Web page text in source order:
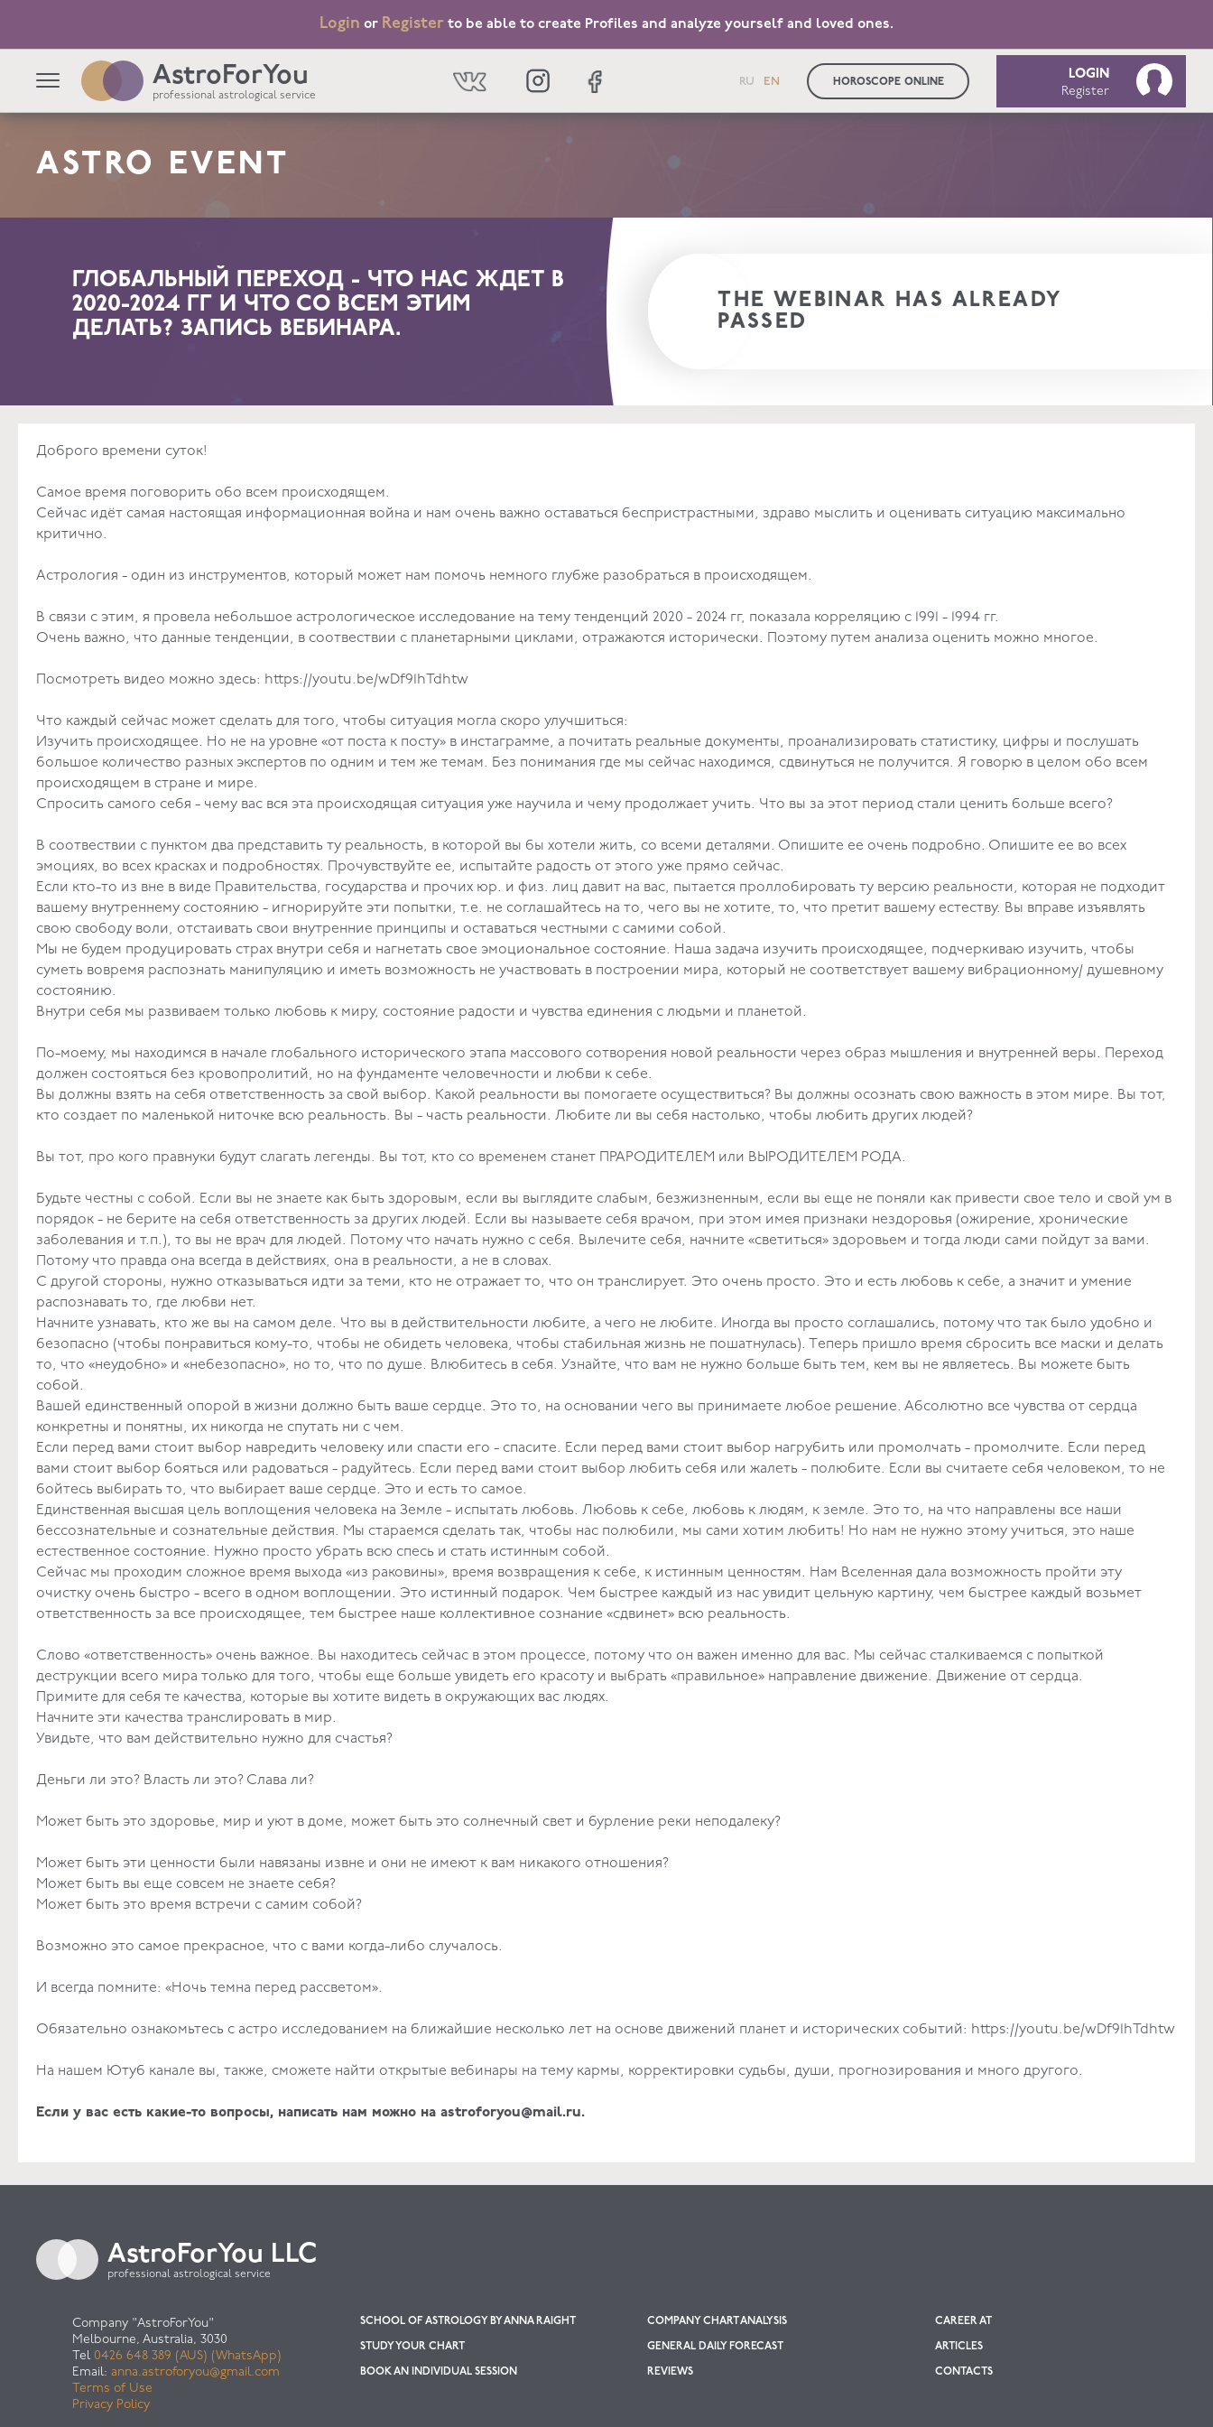
AstroForYou
professional astrological service
RU EN HOROSCOPE ONLINE
LOGIN
Register
Login or Register to be able to create Profiles and analyze yourself and loved ones.
ASTRO EVENT
ГЛОБАЛЬНЫЙ ПЕРЕХОД - ЧТО НАС ЖДЕТ В
2020-2024 ГГ И ЧТО СО ВСЕМ ЭТИМ
ДЕЛАТЬ? ЗАПИСЬ ВЕБИНАРА.
THE WEBINAR HAS ALREADY
PASSED
Доброго времени суток!
Самое время поговорить обо всем происходящем.
Сейчас идёт самая настоящая информационная война и нам очень важно оставаться беспристрастными, здраво мыслить и оценивать ситуацию максимально
критично.
Астрология - один из инструментов, который может нам помочь немного глубже разобраться в происходящем.
В связи с этим, я провела небольшое астрологическое исследование на тему тенденций 2020 - 2024 гг, показала корреляцию с 1991 - 1994 гг.
Очень важно, что данные тенденции, в соотвествии с планетарными циклами, отражаются исторически. Поэтому путем анализа оценить можно многое.
Посмотреть видео можно здесь: https://youtu.be/wDf91hTdhtw
Что каждый сейчас может сделать для того, чтобы ситуация могла скоро улучшиться:
Изучить происходящее. Но не на уровне «от поста к посту» в инстаграмме, а почитать реальные документы, проанализировать статистику, цифры и послушать
большое количество разных экспертов по одним и тем же темам. Без понимания где мы сейчас находимся, сдвинуться не получится. Я говорю в целом обо всем
происходящем в стране и мире.
Спросить самого себя - чему вас вся эта происходящая ситуация уже научила и чему продолжает учить. Что вы за этот период стали ценить больше всего?
В соотвествии с пунктом два представить ту реальность, в которой вы бы хотели жить, со всеми деталями. Опишите ее очень подробно. Опишите ее во всех
эмоциях, во всех красках и подробностях. Прочувствуйте ее, испытайте радость от этого уже прямо сейчас.
Если кто-то из вне в виде Правительства, государства и прочих юр. и физ. лиц давит на вас, пытается проллобировать ту версию реальности, которая не подходит
вашему внутреннему состоянию - игнорируйте эти попытки, т.е. не соглашайтесь на то, чего вы не хотите, то, что претит вашему естеству. Вы вправе изъявлять
свою свободу воли, отстаивать свои внутренние принципы и оставаться честными с самими собой.
Мы не будем продуцировать страх внутри себя и нагнетать свое эмоциональное состояние. Наша задача изучить происходящее, подчеркиваю изучить, чтобы
суметь вовремя распознать манипуляцию и иметь возможность не участвовать в построении мира, который не соответствует вашему вибрационному/ душевному
состоянию.
Внутри себя мы развиваем только любовь к миру, состояние радости и чувства единения с людьми и планетой.
По-моему, мы находимся в начале глобального исторического этапа массового сотворения новой реальности через образ мышления и внутренней веры. Переход
должен состояться без кровопролитий, но на фундаменте человечности и любви к себе.
Вы должны взять на себя ответственность за свой выбор. Какой реальности вы помогаете осуществиться? Вы должны осознать свою важность в этом мире. Вы тот,
кто создает по маленькой ниточке всю реальность. Вы - часть реальности. Любите ли вы себя настолько, чтобы любить других людей?
Вы тот, про кого правнуки будут слагать легенды. Вы тот, кто со временем станет ПРАРОДИТЕЛЕМ или ВЫРОДИТЕЛЕМ РОДА.
Будьте честны с собой. Если вы не знаете как быть здоровым, если вы выглядите слабым, безжизненным, если вы еще не поняли как привести свое тело и свой ум в
порядок - не берите на себя ответственность за других людей. Если вы называете себя врачом, при этом имея признаки нездоровья (ожирение, хронические
заболевания и т.п.), то вы не врач для людей. Потому что начать нужно с себя. Вылечите себя, начните «светиться» здоровьем и тогда люди сами пойдут за вами.
Потому что правда она всегда в действиях, она в реальности, а не в словах.
С другой стороны, нужно отказываться идти за теми, кто не отражает то, что он транслирует. Это очень просто. Это и есть любовь к себе, а значит и умение
распознавать то, где любви нет.
Начните узнавать, кто же вы на самом деле. Что вы в действительности любите, а чего не любите. Иногда вы просто соглашались, потому что так было удобно и
безопасно (чтобы понравиться кому-то, чтобы не обидеть человека, чтобы стабильная жизнь не пошатнулась). Теперь пришло время сбросить все маски и делать
то, что «неудобно» и «небезопасно», но то, что по душе. Влюбитесь в себя. Узнайте, что вам не нужно больше быть тем, кем вы не являетесь. Вы можете быть
собой.
Вашей единственный опорой в жизни должно быть ваше сердце. Это то, на основании чего вы принимаете любое решение. Абсолютно все чувства от сердца
конкретны и понятны, их никогда не спутать ни с чем.
Если перед вами стоит выбор навредить человеку или спасти его - спасите. Если перед вами стоит выбор нагрубить или промолчать - промолчите. Если перед
вами стоит выбор бояться или радоваться - радуйтесь. Если перед вами стоит выбор любить себя или жалеть - полюбите. Если вы считаете себя человеком, то не
бойтесь выбирать то, что выбирает ваше сердце. Это и есть то самое.
Единственная высшая цель воплощения человека на Земле - испытать любовь. Любовь к себе, любовь к людям, к земле. Это то, на что направлены все наши
бессознательные и сознательные действия. Мы стараемся сделать так, чтобы нас полюбили, мы сами хотим любить! Но нам не нужно этому учиться, это наше
естественное состояние. Нужно просто убрать всю спесь и стать истинным собой.
Сейчас мы проходим сложное время выхода «из раковины», время возвращения к себе, к истинным ценностям. Нам Вселенная дала возможность пройти эту
очистку очень быстро - всего в одном воплощении. Это истинный подарок. Чем быстрее каждый из нас увидит цельную картину, чем быстрее каждый возьмет
ответственность за все происходящее, тем быстрее наше коллективное сознание «сдвинет» всю реальность.
Слово «ответственность» очень важное. Вы находитесь сейчас в этом процессе, потому что он важен именно для вас. Мы сейчас сталкиваемся с попыткой
деструкции всего мира только для того, чтобы еще больше увидеть его красоту и выбрать «правильное» направление движение. Движение от сердца.
Примите для себя те качества, которые вы хотите видеть в окружающих вас людях.
Начните эти качества транслировать в мир.
Увидьте, что вам действительно нужно для счастья?
Деньги ли это? Власть ли это? Слава ли?
Может быть это здоровье, мир и уют в доме, может быть это солнечный свет и бурление реки неподалеку?
Может быть эти ценности были навязаны извне и они не имеют к вам никакого отношения?
Может быть вы еще совсем не знаете себя?
Может быть это время встречи с самим собой?
Возможно это самое прекрасное, что с вами когда-либо случалось.
И всегда помните: «Ночь темна перед рассветом».
Обязательно ознакомьтесь с астро исследованием на ближайшие несколько лет на основе движений планет и исторических событий: https://youtu.be/wDf91hTdhtw
На нашем Ютуб канале вы, также, сможете найти открытые вебинары на тему кармы, корректировки судьбы, души, прогнозирования и много другого.
Если у вас есть какие-то вопросы, написать нам можно на astroforyou@mail.ru.
AstroForYou LLC
professional astrological service
Company "AstroForYou"
Melbourne, Australia, 3030
Tel 0426 648 389 (AUS) (WhatsApp)
Email: anna.astroforyou@gmail.com
Terms of Use
Privacy Policy
SCHOOL OF ASTROLOGY BY ANNA RAIGHT
STUDY YOUR CHART
BOOK AN INDIVIDUAL SESSION
COMPANY CHART ANALYSIS
GENERAL DAILY FORECAST
REVIEWS
CAREER AT
ARTICLES
CONTACTS